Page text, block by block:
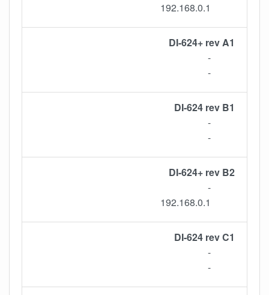
192.168.0.1
DI-624+ rev A1
-
-
DI-624 rev B1
-
-
DI-624+ rev B2
-
192.168.0.1
DI-624 rev C1
-
-